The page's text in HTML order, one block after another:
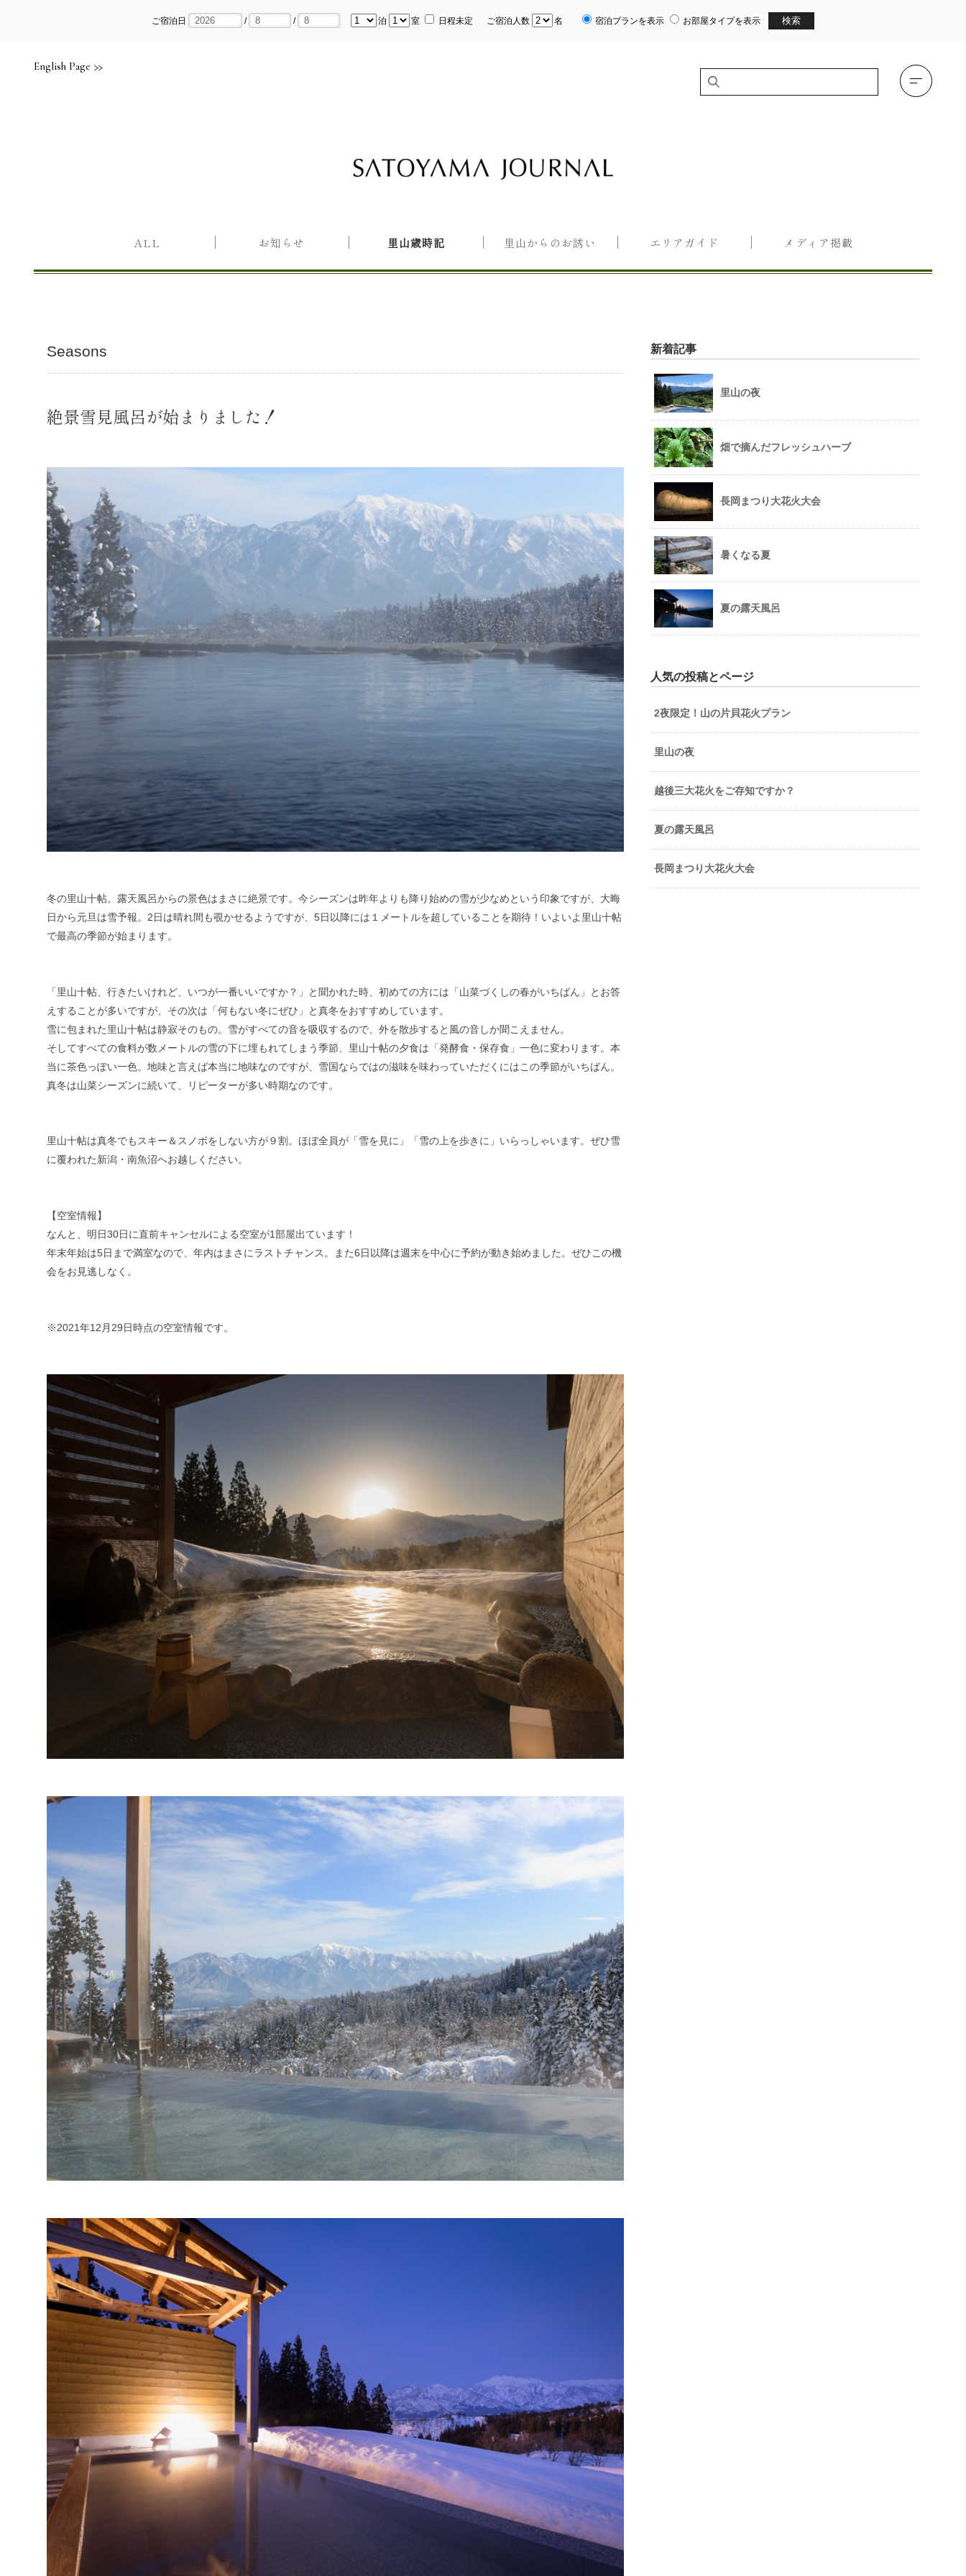
English Page
ご宿泊日 / / 泊 室 日程未定 ご宿泊人数 名 宿泊プランを表示 お部屋タイプを表示
ALL お知らせ 里山歳時記 里山からのお誘い エリアガイド メディア掲載
Seasons
絶景雪見風呂が始まりました！
冬の里山十帖。露天風呂からの景色はまさに絶景です。今シーズンは昨年よりも降り始めの雪が少なめという印象ですが、大晦
日から元旦は雪予報。2日は晴れ間も覗かせるようですが、5日以降には１メートルを超していることを期待！いよいよ里山十帖
で最高の季節が始まります。
「里山十帖、行きたいけれど、いつが一番いいですか？」と聞かれた時、初めての方には「山菜づくしの春がいちばん」とお答
えすることが多いですが、その次は「何もない冬にぜひ」と真冬をおすすめしています。
雪に包まれた里山十帖は静寂そのもの。雪がすべての音を吸収するので、外を散歩すると風の音しか聞こえません。
そしてすべての食料が数メートルの雪の下に埋もれてしまう季節、里山十帖の夕食は「発酵食・保存食」一色に変わります。本
当に茶色っぽい一色。地味と言えば本当に地味なのですが、雪国ならではの滋味を味わっていただくにはこの季節がいちばん。
真冬は山菜シーズンに続いて、リピーターが多い時期なのです。
里山十帖は真冬でもスキー＆スノボをしない方が９割。ほぼ全員が「雪を見に」「雪の上を歩きに」いらっしゃいます。ぜひ雪
に覆われた新潟・南魚沼へお越しください。
【空室情報】
なんと、明日30日に直前キャンセルによる空室が1部屋出ています！
年末年始は5日まで満室なので、年内はまさにラストチャンス。また6日以降は週末を中心に予約が動き始めました。ぜひこの機
会をお見逃しなく。
※2021年12月29日時点の空室情報です。
新着記事
里山の夜
畑で摘んだフレッシュハーブ
長岡まつり大花火大会
暑くなる夏
夏の露天風呂
人気の投稿とページ
2夜限定！山の片貝花火プラン
里山の夜
越後三大花火をご存知ですか？
夏の露天風呂
長岡まつり大花火大会